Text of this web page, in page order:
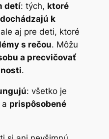
detí: tých, ktoré
k
aj pre deti, ktoré
s rečou. Môžu
a precvičovať
.
: všetko je
prispôsobené